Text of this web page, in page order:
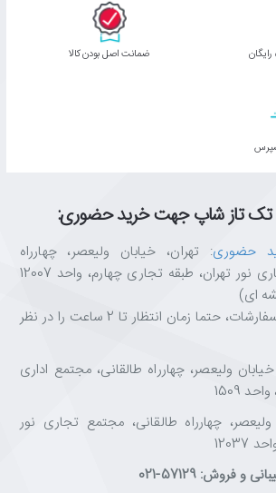
ﺿﻤﺎﻧﺖ اﺻﻞ ﺑﻮدن ﮐﺎﻟﺎ
تک تاز شاپ جهت خرید حضوری:
حضوری: تهران، خیابان ولیعصر، چهارراه
طالقانی، مجتمع تجاری نور تهران، طبقه تجاری چهارم، واحد 12007
ای)
(به علت حجم بالای سفارشات، حتما زمان انتظار تا 2 ساعت را در نظر
ولیعصر، چهارراه طالقانی، مجتمع اداری
1509
چهارراه طالقانی، مجتمع تجاری نور
فروش: 57129-021